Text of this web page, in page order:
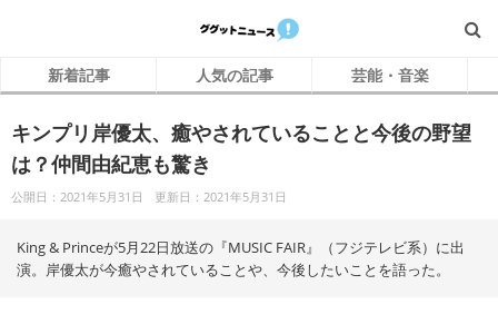
新着記事 人気の記事 芸能・音楽
キンプリ岸優太、癒やされていることと今後の野望
は？仲間由紀恵も驚き
公開日：2021年5月31日 更新日：2021年5月31日
King & Princeが5月22日放送の『MUSIC FAIR』（フジテレビ系）に出
演。岸優太が今癒やされていることや、今後したいことを語った。